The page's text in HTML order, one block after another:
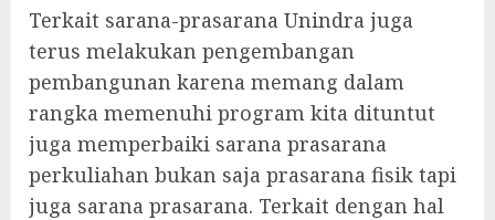
Terkait sarana-prasarana Unindra juga
terus melakukan pengembangan
pembangunan karena memang dalam
rangka memenuhi program kita dituntut
juga memperbaiki sarana prasarana
perkuliahan bukan saja prasarana fisik tapi
juga sarana prasarana. Terkait dengan hal